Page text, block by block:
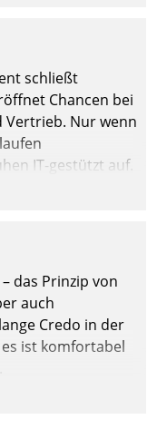
schließt
Chancen bei
Vertrieb. Nur wenn
IT-gestützt auf.
das Prinzip von
auch
Credo in der
ist komfortabel